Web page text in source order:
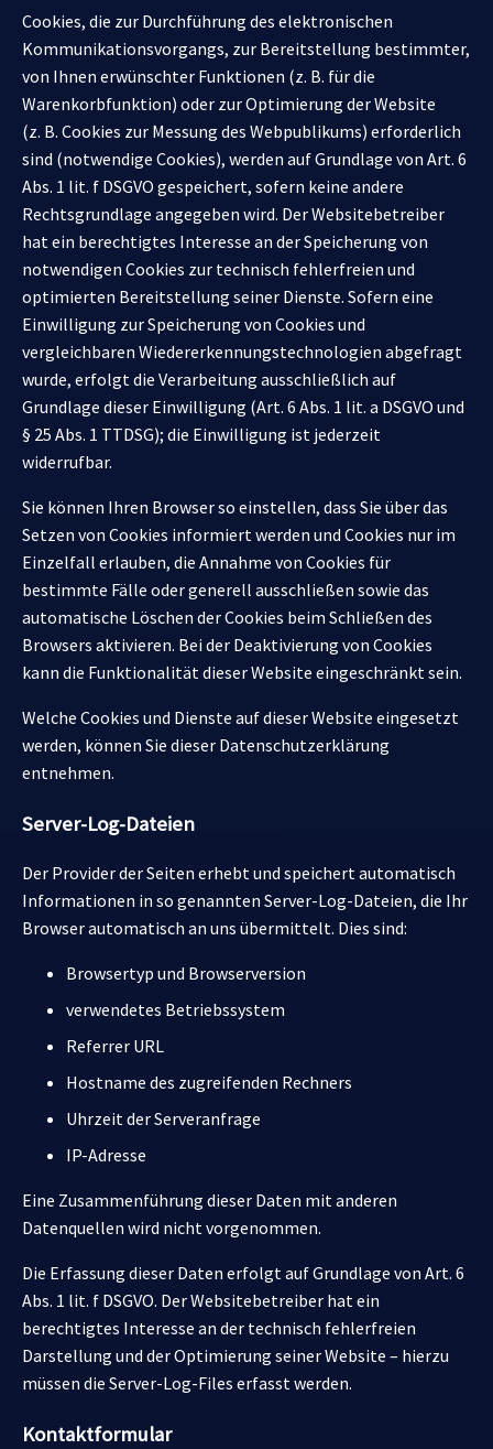
Cookies, die zur Durchführung des elektronischen
Kommunikationsvorgangs, zur Bereitstellung bestimmter,
von Ihnen erwünschter Funktionen (z. B. für die
Warenkorbfunktion) oder zur Optimierung der Website
(z. B. Cookies zur Messung des Webpublikums) erforderlich
sind (notwendige Cookies), werden auf Grundlage von Art. 6
Abs. 1 lit. f DSGVO gespeichert, sofern keine andere
Rechtsgrundlage angegeben wird. Der Websitebetreiber
hat ein berechtigtes Interesse an der Speicherung von
notwendigen Cookies zur technisch fehlerfreien und
optimierten Bereitstellung seiner Dienste. Sofern eine
Einwilligung zur Speicherung von Cookies und
vergleichbaren Wiedererkennungstechnologien abgefragt
wurde, erfolgt die Verarbeitung ausschließlich auf
Grundlage dieser Einwilligung (Art. 6 Abs. 1 lit. a DSGVO und
§ 25 Abs. 1 TTDSG); die Einwilligung ist jederzeit
widerrufbar.
Sie können Ihren Browser so einstellen, dass Sie über das
Setzen von Cookies informiert werden und Cookies nur im
Einzelfall erlauben, die Annahme von Cookies für
bestimmte Fälle oder generell ausschließen sowie das
automatische Löschen der Cookies beim Schließen des
Browsers aktivieren. Bei der Deaktivierung von Cookies
kann die Funktionalität dieser Website eingeschränkt sein.
Welche Cookies und Dienste auf dieser Website eingesetzt
werden, können Sie dieser Datenschutzerklärung
entnehmen.
Server-Log-Dateien
Der Provider der Seiten erhebt und speichert automatisch
Informationen in so genannten Server-Log-Dateien, die Ihr
Browser automatisch an uns übermittelt. Dies sind:
Browsertyp und Browserversion
verwendetes Betriebssystem
Referrer URL
Hostname des zugreifenden Rechners
Uhrzeit der Serveranfrage
IP-Adresse
Eine Zusammenführung dieser Daten mit anderen
Datenquellen wird nicht vorgenommen.
Die Erfassung dieser Daten erfolgt auf Grundlage von Art. 6
Abs. 1 lit. f DSGVO. Der Websitebetreiber hat ein
berechtigtes Interesse an der technisch fehlerfreien
Darstellung und der Optimierung seiner Website – hierzu
müssen die Server-Log-Files erfasst werden.
Kontaktformular